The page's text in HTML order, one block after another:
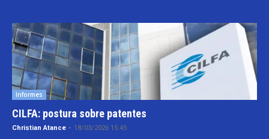
Informes
CILFA: postura sobre patentes
Christian Atance - 18/03/2026 15:45